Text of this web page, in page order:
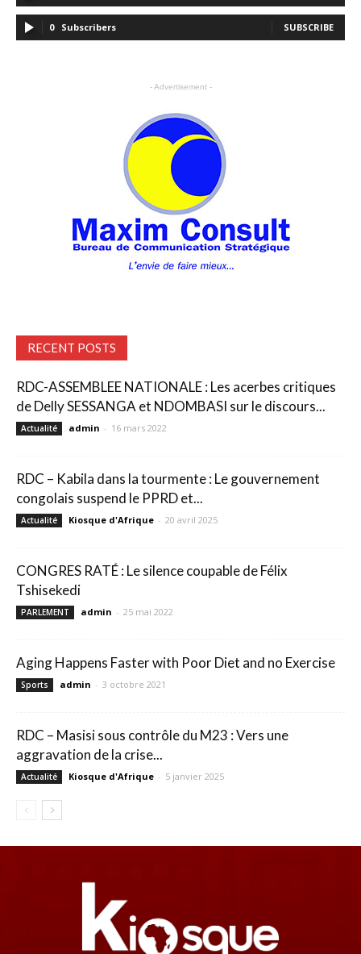
0 Subscribers SUBSCRIBE
- Advertisement -
RECENT POSTS
RDC-ASSEMBLEE NATIONALE : Les acerbes critiques
de Delly SESSANGA et NDOMBASI sur le discours...
Actualité admin - 16 mars 2022
RDC – Kabila dans la tourmente : Le gouvernement
congolais suspend le PPRD et...
Actualité Kiosque d'Afrique - 20 avril 2025
CONGRES RATÉ : Le silence coupable de Félix
Tshisekedi
PARLEMENT admin - 25 mai 2022
Aging Happens Faster with Poor Diet and no Exercise
Sports admin - 3 octobre 2021
RDC – Masisi sous contrôle du M23 : Vers une
aggravation de la crise...
Actualité Kiosque d'Afrique - 5 janvier 2025